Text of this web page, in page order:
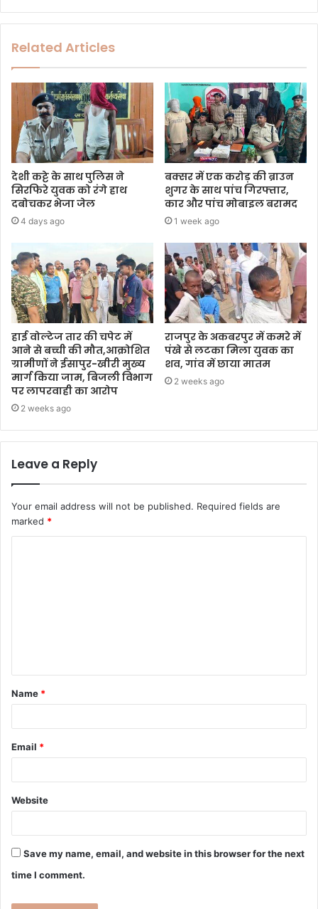
Related Articles
देशी कट्टे के साथ पुलिस ने
सिरफिरे युवक को रंगे हाथ
दबोचकर भेजा जेल
4 days ago
बक्सर में एक करोड़ की ब्राउन
शुगर के साथ पांच गिरफ्तार,
कार और पांच मोबाइल बरामद
1 week ago
हाई वोल्टेज तार की चपेट में
आने से बच्ची की मौत,आक्रोशित
ग्रामीणों ने ईसापुर-खीरी मुख्य
मार्ग किया जाम, बिजली विभाग
पर लापरवाही का आरोप
2 weeks ago
राजपुर के अकबरपुर में कमरे में
पंखे से लटका मिला युवक का
शव, गांव में छाया मातम
2 weeks ago
Leave a Reply
Your email address will not be published. Required fields are
marked *
Name *
Email *
Website
Save my name, email, and website in this browser for the next
time I comment.